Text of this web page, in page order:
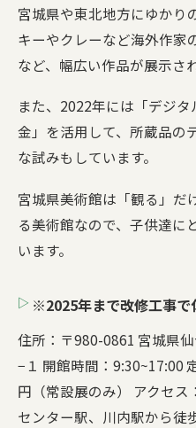
宮城県や東北地方にゆかり
キーやクレーなど海外作家
など、幅広い作品が展示さ
また、2022年には「デジ
金」を活用して、所蔵品の
な試みもしています。
宮城県美術館は「観る」だ
る美術館なので、子供達に
います。
※2025年まで改修工事で
住所：〒980-0861 宮城県
−１ 開館時間：9:30~17:00
円（常設展のみ） アクセ
センター駅、川内駅から徒